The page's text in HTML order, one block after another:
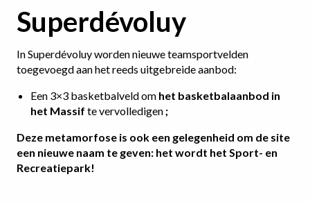
Superdévoluy
In Superdévoluy worden nieuwe teamsportvelden
toegevoegd aan het reeds uitgebreide aanbod:
Een 3×3 basketbalveld om het basketbalaanbod in
het Massif te vervolledigen ;
Deze metamorfose is ook een gelegenheid om de site
een nieuwe naam te geven: het wordt het Sport- en
Recreatiepark!